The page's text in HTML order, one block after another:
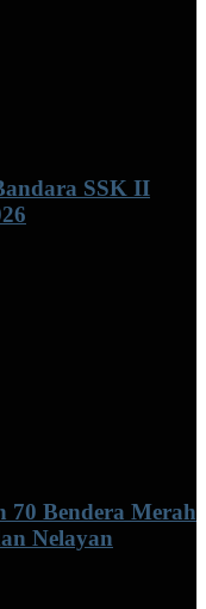
SSK II
70 Bendera Merah
Nelayan